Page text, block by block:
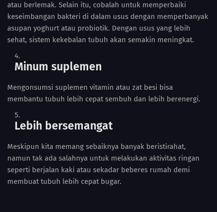
atau berlemak. Selain itu, cobalah untuk memperbaiki
keseimbangan bakteri di dalam usus dengan memperbanyak
asupan yoghurt atau probiotik. Dengan usus yang lebih
sehat, sistem kekebalan tubuh akan semakin meningkat.
Minum suplemen
Mengonsumsi suplemen vitamin atau zat besi bisa
membantu tubuh lebih cepat sembuh dan lebih berenergi.
Lebih bersemangat
Meskipun kita memang sebaiknya banyak beristirahat,
namun tak ada salahnya untuk melakukan aktivitas ringan
seperti berjalan kaki atau sekadar beberes rumah demi
membuat tubuh lebih cepat bugar.